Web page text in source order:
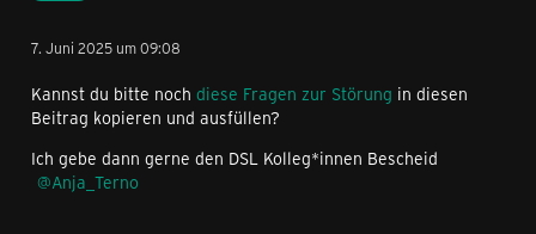
7. Juni 2025 um 09:08
Kannst du bitte noch diese Fragen zur Störung in diesen
Beitrag kopieren und ausfüllen?
Ich gebe dann gerne den DSL Kolleg*innen Bescheid
Anja_Terno